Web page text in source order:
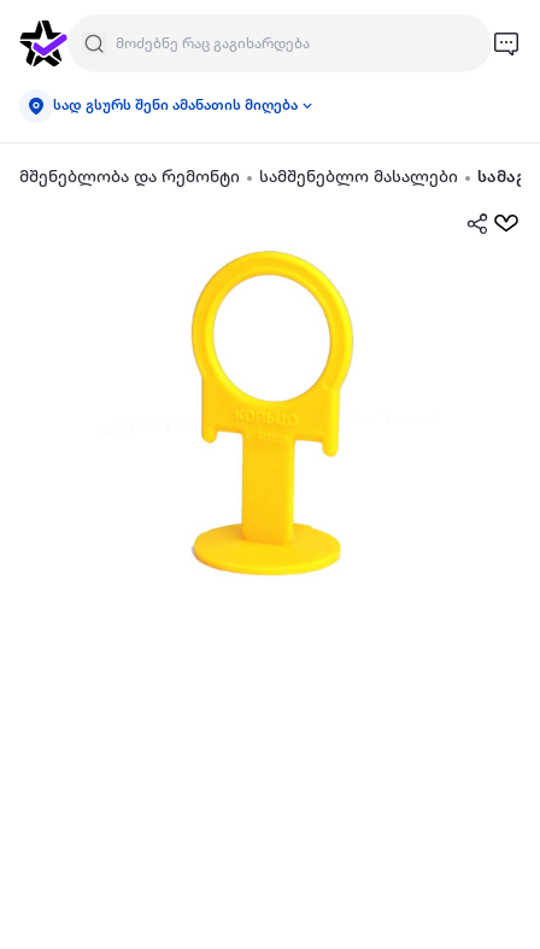
სად გსურს შენი ამანათის მიღება
მშენებლობა და რემონტი სამშენებლო მასალები